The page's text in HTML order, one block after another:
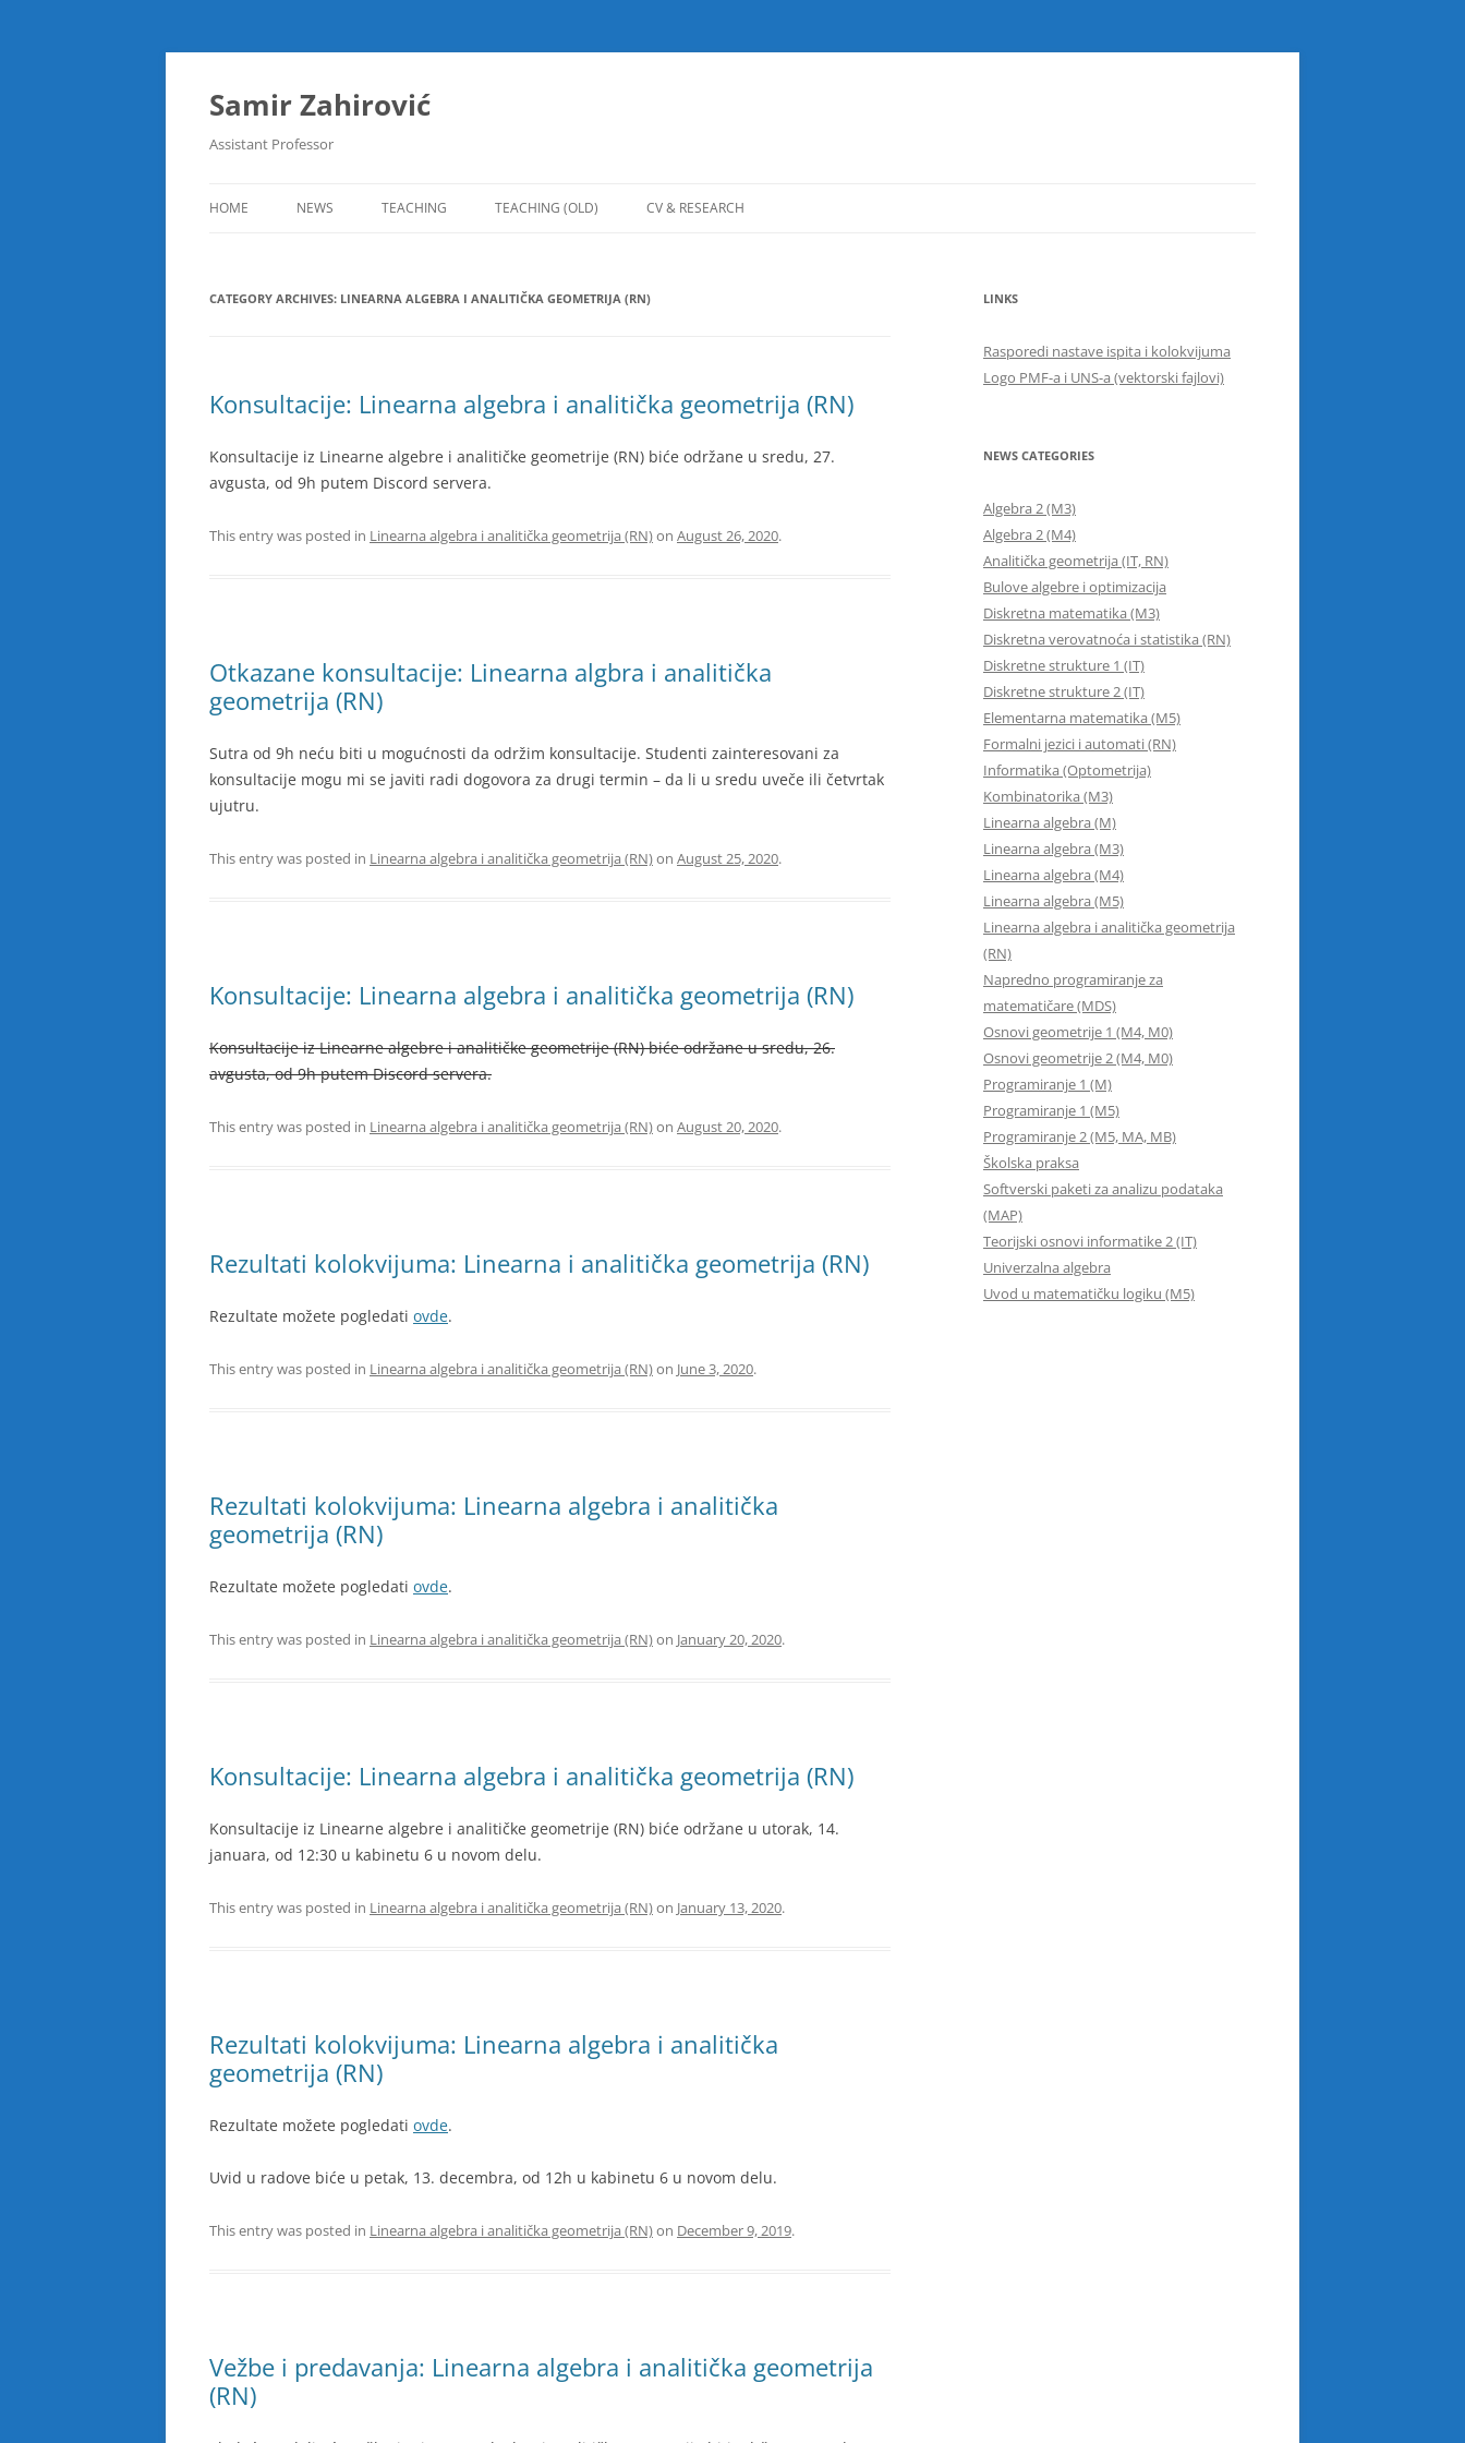
Skip
Samir Zahirović
Assistant Professor
HOME NEWS TEACHING
DISKRETNE STRUKTURE 2 (IT)
PODATAKA (MAP)
TEACHING (OLD)
ANALITIČKA GEOMETRIJA (IT, RN)
I TEORIJSKI OSNOVI INFORMATIKE
LINEARNA ALGEBRA I ANALITIČKA
PROGRAMIRANJE 1 (M5, M)
UVOD U MATEMATIČKU LOGIKU
(M5)
CV & RESEARCH
CATEGORY ARCHIVES: LINEARNA ALGEBRA I ANALITIČKA GEOMETRIJA (RN)
Konsultacije: Linearna algebra i analitička geometrija (RN)
Konsultacije iz Linearne algebre i analitičke geometrije (RN) biće održane u sredu, 27.
avgusta, od 9h putem Discord servera.
This entry was posted in Linearna algebra i analitička geometrija (RN)on August 26, 2020.
Otkazane konsultacije: Linearna algbra i analitička
geometrija (RN)
Sutra od 9h neću biti u mogućnosti da održim konsultacije. Studenti zainteresovani za
konsultacije mogu mi se javiti radi dogovora za drugi termin – da li u sredu uveče ili četvrtak
ujutru.
This entry was posted in Linearna algebra i analitička geometrija (RN)on August 25, 2020.
Konsultacije: Linearna algebra i analitička geometrija (RN)
Konsultacije iz Linearne algebre i analitičke geometrije (RN) biće održane u sredu, 26.
avgusta, od 9h putem Discord servera.
This entry was posted in Linearna algebra i analitička geometrija (RN)on August 20, 2020.
Rezultati kolokvijuma: Linearna i analitička geometrija (RN)
Rezultate možete pogledati ovde.
This entry was posted in Linearna algebra i analitička geometrija (RN)on June 3, 2020.
Rezultati kolokvijuma: Linearna algebra i analitička
geometrija (RN)
Rezultate možete pogledati ovde.
This entry was posted in Linearna algebra i analitička geometrija (RN)on January 20, 2020.
Konsultacije: Linearna algebra i analitička geometrija (RN)
Konsultacije iz Linearne algebre i analitičke geometrije (RN) biće održane u utorak, 14.
januara, od 12:30 u kabinetu 6 u novom delu.
This entry was posted in Linearna algebra i analitička geometrija (RN)on January 13, 2020.
Rezultati kolokvijuma: Linearna algebra i analitička
geometrija (RN)
Rezultate možete pogledati ovde.
Uvid u radove biće u petak, 13. decembra, od 12h u kabinetu 6 u novom delu.
This entry was posted in Linearna algebra i analitička geometrija (RN)on December 9, 2019.
Vežbe i predavanja: Linearna algebra i analitička geometrija
(RN)
LINKS
Rasporedi nastave ispita i kolokvijuma
Logo PMF-a i UNS-a (vektorski fajlovi)
NEWS CATEGORIES
Algebra 2 (M3)
Algebra 2 (M4)
Analitička geometrija (IT, RN)
Bulove algebre i optimizacija
Diskretna matematika (M3)
Diskretna verovatnoća i statistika (RN)
Diskretne strukture 1 (IT)
Diskretne strukture 2 (IT)
Elementarna matematika (M5)
Formalni jezici i automati (RN)
Informatika (Optometrija)
Kombinatorika (M3)
Linearna algebra (M)
Linearna algebra (M3)
Linearna algebra (M4)
Linearna algebra (M5)
Linearna algebra i analitička geometrija
(RN)
Napredno programiranje za
matematičare (MDS)
Osnovi geometrije 1 (M4, M0)
Osnovi geometrije 2 (M4, M0)
Programiranje 1 (M)
Programiranje 1 (M5)
Programiranje 2 (M5, MA, MB)
Školska praksa
Softverski paketi za analizu podataka
(MAP)
Teorijski osnovi informatike 2 (IT)
Univerzalna algebra
Uvod u matematičku logiku (M5)